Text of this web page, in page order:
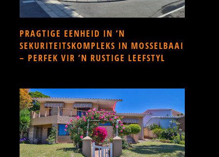
PRAGTIGE EENHEID IN ‘N
SEKURITEITSKOMPLEKS IN MOSSELBAAI
– PERFEK VIR ‘N RUSTIGE LEEFSTYL